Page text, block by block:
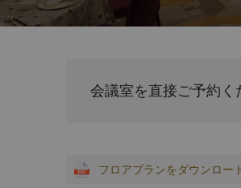
会議室を直接ご予約く
フロアプランをダウンロー